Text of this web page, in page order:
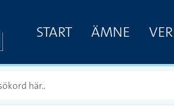
START ÄMNE